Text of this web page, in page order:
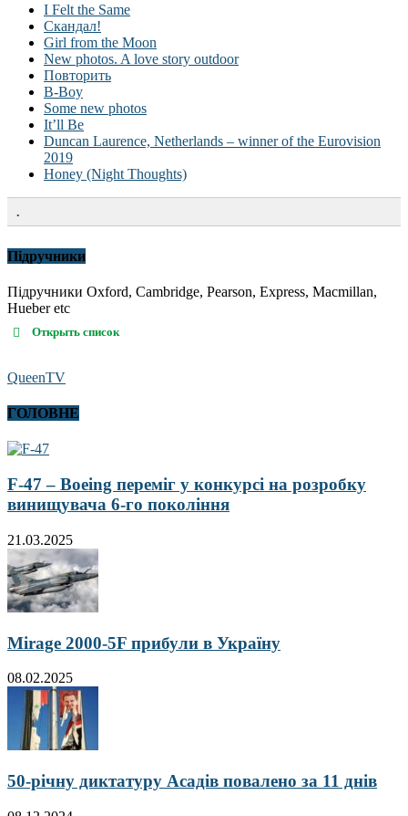
I Felt the Same
Скандал!
Girl from the Moon
New photos. A love story outdoor
Повторить
B-Boy
Some new photos
It’ll Be
Duncan Laurence, Netherlands – winner of the Eurovision
2019
Honey (Night Thoughts)
.
Підручники
Підручники Oxford, Cambridge, Pearson, Express, Macmillan,
Hueber etc
Открыть список
QueenTV
ГОЛОВНЕ
F-47 – Boeing переміг у конкурсі на розробку
винищувача 6-го покоління
21.03.2025
Mirage 2000-5F прибули в Україну
08.02.2025
50-річну диктатуру Асадів повалено за 11 днів